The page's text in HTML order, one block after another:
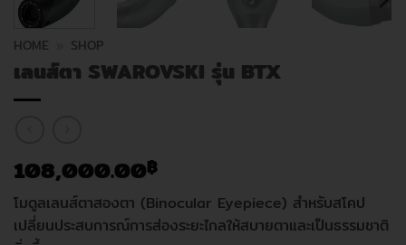
HOME SHOP
เลนส์ตา SWAROVSKI รุ่น BTX
108,000.00฿
โมดูลเลนส์ตาสองตา (Binocular Eyepiece) สำหรับสโคป
เปลี่ยนประสบการณ์การส่องระยะไกลให้สบายตาและเป็นธรรมชาติ